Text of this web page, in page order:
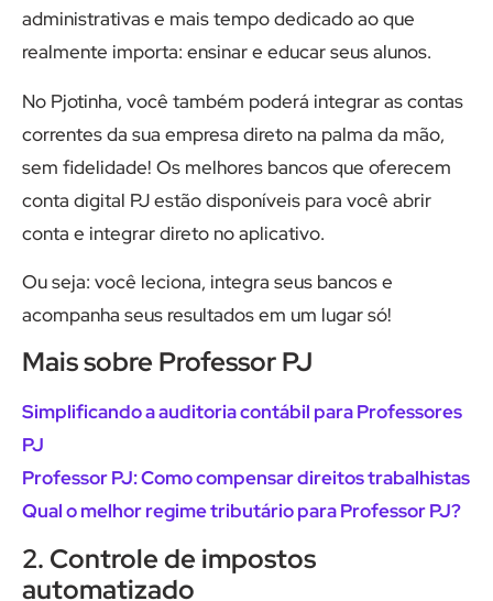
administrativas e mais tempo dedicado ao que
realmente importa: ensinar e educar seus alunos.
No Pjotinha, você também poderá integrar as contas
correntes da sua empresa direto na palma da mão,
sem fidelidade! Os melhores bancos que oferecem
conta digital PJ estão disponíveis para você abrir
conta e integrar direto no aplicativo.
Ou seja: você leciona, integra seus bancos e
acompanha seus resultados em um lugar só!
Mais sobre Professor PJ
Simplificando a auditoria contábil para Professores
PJ
Professor PJ: Como compensar direitos trabalhistas
Qual o melhor regime tributário para Professor PJ?
2. Controle de impostos
automatizado